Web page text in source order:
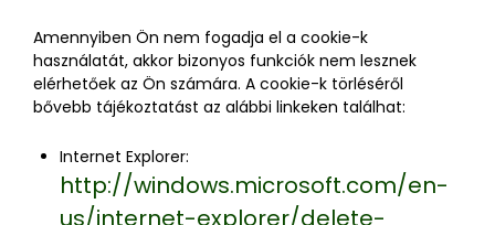
Amennyiben Ön nem fogadja el a cookie-k
használatát, akkor bizonyos funkciók nem lesznek
elérhetőek az Ön számára. A cookie-k törléséről
bővebb tájékoztatást az alábbi linkeken találhat:
Internet Explorer:
http://windows.microsoft.com/en-
us/internet-explorer/delete-